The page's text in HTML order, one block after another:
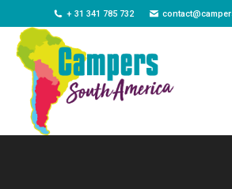
+ 31 341 785 732